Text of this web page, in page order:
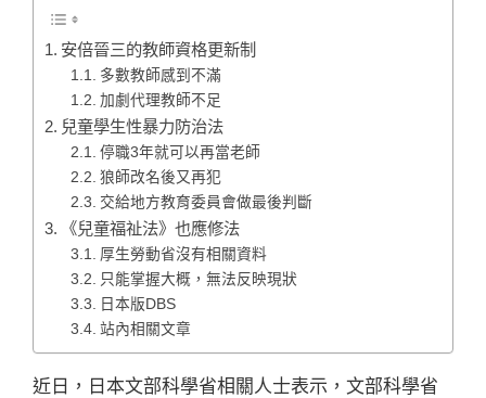
安倍晉三的教師資格更新制
多數教師感到不滿
加劇代理教師不足
兒童學生性暴力防治法
停職3年就可以再當老師
狼師改名後又再犯
交給地方教育委員會做最後判斷
《兒童福祉法》也應修法
厚生勞動省沒有相關資料
只能掌握大概，無法反映現狀
日本版DBS
站內相關文章
近日，日本文部科學省相關人士表示，文部科學省